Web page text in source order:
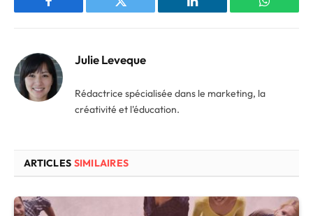
Facebook Twitter LinkedIn
Julie Leveque
Rédactrice spécialisée dans le marketing, la
créativité et l'éducation.
ARTICLES SIMILAIRES